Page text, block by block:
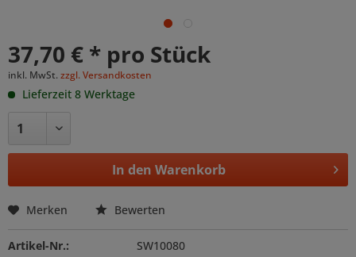
37,70 € * pro Stück
inkl. MwSt. zzgl. Versandkosten
Lieferzeit 8 Werktage
In den Warenkorb
Merken Bewerten
Artikel-Nr.: SW10080